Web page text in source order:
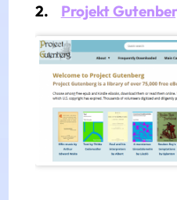
2. Projekt